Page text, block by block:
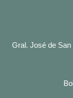
Gral. José de